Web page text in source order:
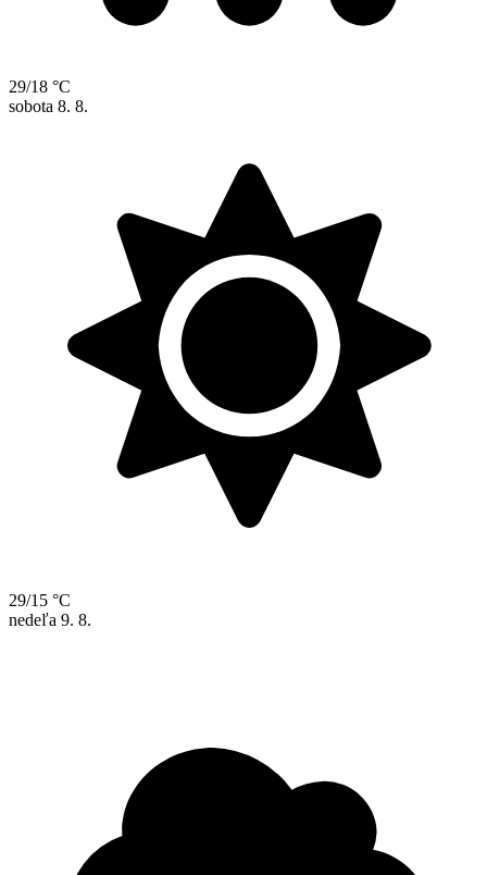
29/18 °C
sobota 8. 8.
29/15 °C
nedeľa 9. 8.